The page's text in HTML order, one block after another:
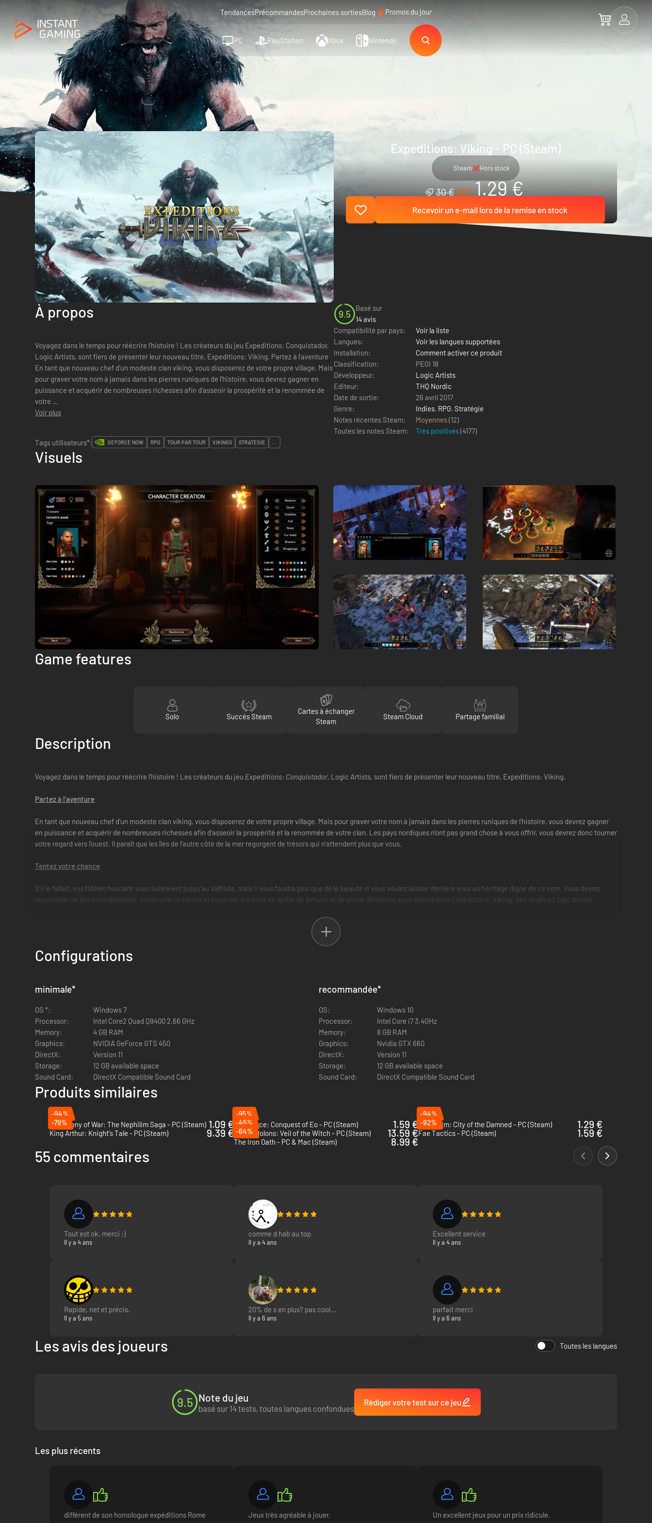
TendancesPrécommandesProchaines sortiesBlog Promos du jour
PC PlayStation Xbox Nintendo
Expeditions: Viking - PC (Steam)
Steam Hors stock
30 €-96%1.29 €
Recevoir un e-mail lors de la remise en stock
À propos
Voyagez dans le temps pour réécrire l'histoire ! Les créateurs du jeu Expeditions: Conquistador,
Logic Artists, sont fiers de présenter leur nouveau titre, Expeditions: Viking. Partez à l'aventure
En tant que nouveau chef d'un modeste clan viking, vous disposerez de votre propre village. Mais
pour graver votre nom à jamais dans les pierres runiques de l'histoire, vous devrez gagner en
puissance et acquérir de nombreuses richesses afin d'asseoir la prospérité et la renommée de
votre ...
Voir plus
9.5
Basé sur
14 avis
Compatibilité par pays:
Voir la liste
Langues:
Voir les langues supportées
Installation:
Comment activer ce produit
Classification:
PEGI 18
Développeur:
Logic Artists
Editeur:
THQ Nordic
Date de sortie:
26 avril 2017
Genre:
Indies, RPG, Stratégie
Notes récentes Steam:
Moyennes(12)
Toutes les notes Steam:
Très positives(4177)
Tags utilisateurs*:
GEFORCE NOW RPG TOUR PAR TOUR VIKINGS STRATÉGIE ...
Visuels
Game features
Solo Succès Steam
Cartes à échanger
Steam
Steam Cloud Partage familial
Description
Voyagez dans le temps pour réécrire l'histoire ! Les créateurs du jeu Expeditions: Conquistador, Logic Artists, sont fiers de présenter leur nouveau titre, Expeditions: Viking.
Partez à l'aventure
En tant que nouveau chef d'un modeste clan viking, vous disposerez de votre propre village. Mais pour graver votre nom à jamais dans les pierres runiques de l'histoire, vous devrez gagner
en puissance et acquérir de nombreuses richesses afin d'asseoir la prospérité et la renommée de votre clan. Les pays nordiques n'ont pas grand chose à vous offrir, vous devrez donc tourner
votre regard vers l'ouest. Il paraît que les îles de l'autre côté de la mer regorgent de trésors qui n'attendent plus que vous.
Tentez votre chance
S'il le fallait, vos fidèles huscarls vous suivraient jusqu'au Valhalla, mais il vous faudra plus que de la loyauté si vous voulez laisser derrière vous un héritage digne de ce nom. Vous devrez
rassembler de bons combattants, construire un navire et traverser les mers en quête de fortune et de gloire. Britannia vous attend dans Expeditions: Viking, des studios Logic Artists.
Créez votre propre chef de clan viking ! Façonnez-vous un personnage sur-mesure grâce à notre système de création de personnage unique. Ce sont les attributs, compétences et
capacités qui définissent le rôle de votre personnage.
bâton ?
Réputation : réfléchissez bien avant d'agir. Vous aurez peut-être du mal à gagner la confiance des gens si les récits de vos actes inspirent la crainte.
Immergez-vous dans l'histoire : grâce à un récit à la fois dur et poignant, à l'image des sagas scandinaves.
Configurations
minimale*
OS *:
Windows 7
Processor:
Intel Core2 Quad Q9400 2.66 GHz
Memory:
4 GB RAM
Graphics:
NVIDIA GeForce GTS 450
DirectX:
Version 11
Storage:
12 GB available space
Sound Card:
DirectX Compatible Sound Card
recommandée*
OS:
Windows 10
Processor:
Intel Core i7 3.4GHz
Memory:
8 GB RAM
Graphics:
Nvidia GTX 660
DirectX:
Version 11
Storage:
12 GB available space
Sound Card:
DirectX Compatible Sound Card
Produits similaires
-94%
Symphony of War: The Nephilim Saga - PC (Steam) 1.09 €
-95%
SpellForce: Conquest of Eo - PC (Steam)
1.59 €
-94%
Mordheim: City of the Damned - PC (Steam)
1.29 €
-79%
King Arthur: Knight's Tale - PC (Steam)
9.39 €
-45%
Lost Eidolons: Veil of the Witch - PC (Steam)
13.59 €
-92%
Fae Tactics - PC (Steam)
1.59 €
-64%
The Iron Oath - PC & Mac (Steam)
8.99 €
55 commentaires
Tout est ok, merci :)
Il y a 4 ans
comme d hab au top
Il y a 4 ans
Excellent service
Il y a 4 ans
Rapide, net et précis.
Il y a 5 ans
20% de s en plus? pas cool...
Il y a 6 ans
parfait merci
Il y a 6 ans
Les avis des joueurs Toutes les langues
9.5 Note du jeu
basé sur 14 tests, toutes langues confondues
Rédiger votre test sur ce jeu
Les plus récents
différent de son homologue expéditions Rome
Jeux très agréable à jouer. Un excellent jeux pour un prix ridicule.